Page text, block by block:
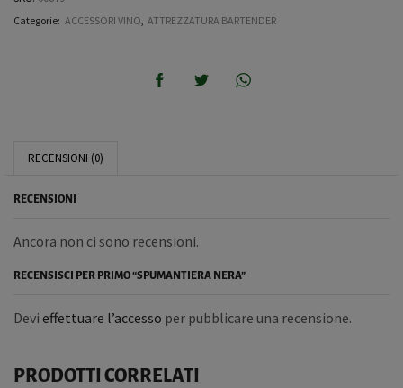
Categorie: ACCESSORI VINO ATTREZZATURA BARTENDER
RECENSIONI (0)
RECENSIONI
Ancora non ci sono recensioni.
RECENSISCI PER PRIMO “SPUMANTIERA NERA”
Devi effettuare l’accesso per pubblicare una recensione.
PRODOTTI CORRELATI